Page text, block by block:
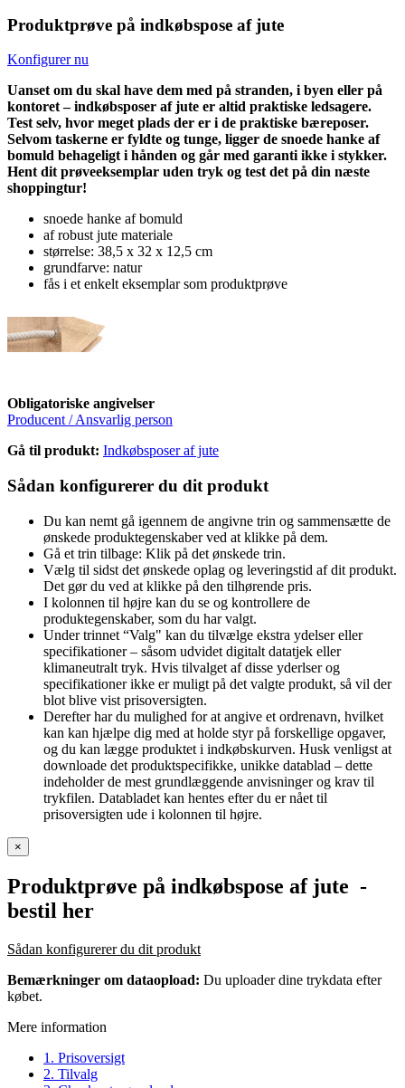
Produktprøve på indkøbspose af jute
Konfigurer nu
Uanset om du skal have dem med på stranden, i byen eller på
kontoret – indkøbsposer af jute er altid praktiske ledsagere.
Test selv, hvor meget plads der er i de praktiske bæreposer.
Selvom taskerne er fyldte og tunge, ligger de snoede hanke af
bomuld behageligt i hånden og går med garanti ikke i stykker.
Hent dit prøveeksemplar uden tryk og test det på din næste
shoppingtur!
snoede hanke af bomuld
af robust jute materiale
størrelse: 38,5 x 32 x 12,5 cm
grundfarve: natur
fås i et enkelt eksemplar som produktprøve
Obligatoriske angivelser
Producent / Ansvarlig person
Gå til produkt: Indkøbsposer af jute
Sådan konfigurerer du dit produkt
Du kan nemt gå igennem de angivne trin og sammensætte de
ønskede produktegenskaber ved at klikke på dem.
Gå et trin tilbage: Klik på det ønskede trin.
Vælg til sidst det ønskede oplag og leveringstid af dit produkt.
Det gør du ved at klikke på den tilhørende pris.
I kolonnen til højre kan du se og kontrollere de
produktegenskaber, som du har valgt.
Under trinnet “Valg" kan du tilvælge ekstra ydelser eller
specifikationer – såsom udvidet digitalt datatjek eller
klimaneutralt tryk. Hvis tilvalget af disse yderlser og
specifikationer ikke er muligt på det valgte produkt, så vil der
blot blive vist prisoversigten.
Derefter har du mulighed for at angive et ordrenavn, hvilket
kan kan hjælpe dig med at holde styr på forskellige opgaver,
og du kan lægge produktet i indkøbskurven. Husk venligst at
downloade det produktspecifikke, unikke datablad – dette
indeholder de mest grundlæggende anvisninger og krav til
trykfilen. Databladet kan hentes efter du er nået til
prisoversigten ude i kolonnen til højre.
×
Produktprøve på indkøbspose af jute -
bestil her
Sådan konfigurerer du dit produkt
Bemærkninger om dataopload: Du uploader dine trykdata efter
købet.
Mere information
1. Prisoversigt
2. Tilvalg